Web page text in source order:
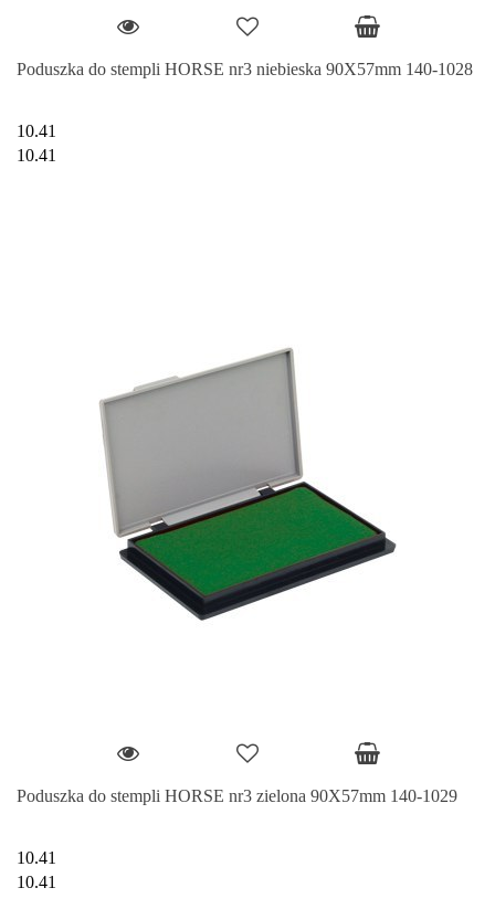
Poduszka do stempli HORSE nr3 niebieska 90X57mm 140-1028
10.41
10.41
Poduszka do stempli HORSE nr3 zielona 90X57mm 140-1029
10.41
10.41